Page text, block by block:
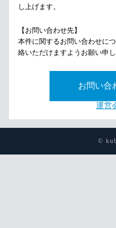
し上げます。
【お問い合わせ先】
本件に関するお問い合わせに
絡いただけますようお願い申し
お問い合
運営
©